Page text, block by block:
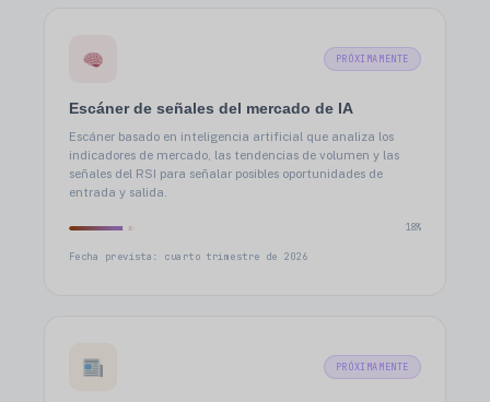
PRÓXIMAMENTE
Escáner de señales del mercado de IA
Escáner basado en inteligencia artificial que analiza los
indicadores de mercado, las tendencias de volumen y las
señales del RSI para señalar posibles oportunidades de
entrada y salida.
18%
Fecha prevista: cuarto trimestre de 2026
PRÓXIMAMENTE